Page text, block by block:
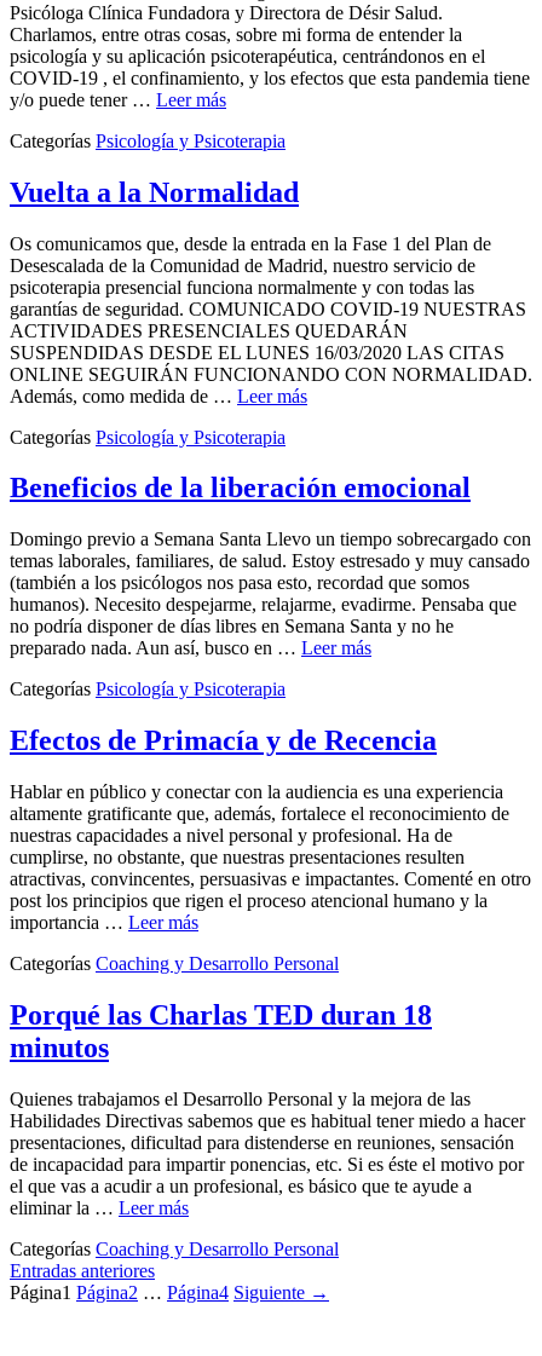
Psicóloga Clínica Fundadora y Directora de Désir Salud.
Charlamos, entre otras cosas, sobre mi forma de entender la
psicología y su aplicación psicoterapéutica, centrándonos en el
COVID-19 , el confinamiento, y los efectos que esta pandemia tiene
y/o puede tener … Leer más
Categorías Psicología y Psicoterapia
Vuelta a la Normalidad
Os comunicamos que, desde la entrada en la Fase 1 del Plan de
Desescalada de la Comunidad de Madrid, nuestro servicio de
psicoterapia presencial funciona normalmente y con todas las
garantías de seguridad. COMUNICADO COVID-19 NUESTRAS
ACTIVIDADES PRESENCIALES QUEDARÁN
SUSPENDIDAS DESDE EL LUNES 16/03/2020 LAS CITAS
ONLINE SEGUIRÁN FUNCIONANDO CON NORMALIDAD.
Además, como medida de … Leer más
Categorías Psicología y Psicoterapia
Beneficios de la liberación emocional
Domingo previo a Semana Santa Llevo un tiempo sobrecargado con
temas laborales, familiares, de salud. Estoy estresado y muy cansado
(también a los psicólogos nos pasa esto, recordad que somos
humanos). Necesito despejarme, relajarme, evadirme. Pensaba que
no podría disponer de días libres en Semana Santa y no he
preparado nada. Aun así, busco en … Leer más
Categorías Psicología y Psicoterapia
Efectos de Primacía y de Recencia
Hablar en público y conectar con la audiencia es una experiencia
altamente gratificante que, además, fortalece el reconocimiento de
nuestras capacidades a nivel personal y profesional. Ha de
cumplirse, no obstante, que nuestras presentaciones resulten
atractivas, convincentes, persuasivas e impactantes. Comenté en otro
post los principios que rigen el proceso atencional humano y la
importancia … Leer más
Categorías Coaching y Desarrollo Personal
Porqué las Charlas TED duran 18
minutos
Quienes trabajamos el Desarrollo Personal y la mejora de las
Habilidades Directivas sabemos que es habitual tener miedo a hacer
presentaciones, dificultad para distenderse en reuniones, sensación
de incapacidad para impartir ponencias, etc. Si es éste el motivo por
el que vas a acudir a un profesional, es básico que te ayude a
eliminar la … Leer más
Categorías Coaching y Desarrollo Personal
Entradas anteriores
Página1 Página2 … Página4 Siguiente →